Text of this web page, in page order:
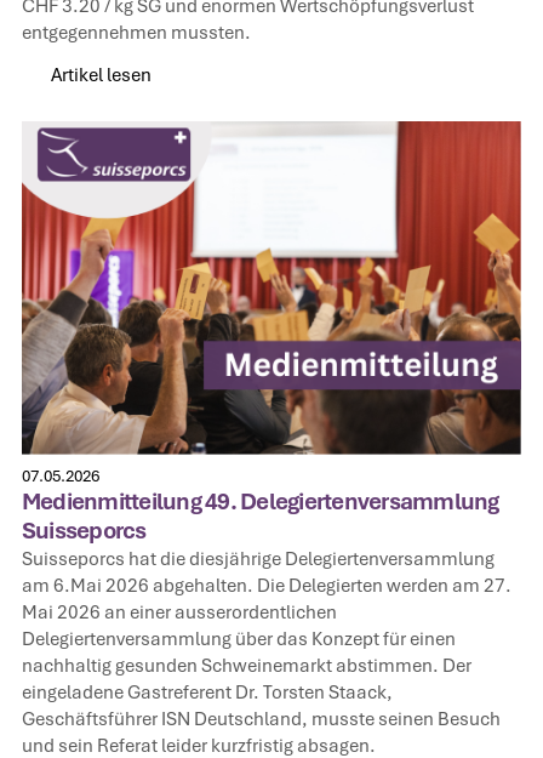
CHF 3.20 / kg SG und enormen Wertschöpfungsverlust
entgegennehmen mussten.
Artikel lesen
07.05.2026
Medienmitteilung 49. Delegiertenversammlung
Suisseporcs
Suisseporcs hat die diesjährige Delegiertenversammlung
am 6.Mai 2026 abgehalten. Die Delegierten werden am 27.
Mai 2026 an einer ausserordentlichen
Delegiertenversammlung über das Konzept für einen
nachhaltig gesunden Schweinemarkt abstimmen. Der
eingeladene Gastreferent Dr. Torsten Staack,
Geschäftsführer ISN Deutschland, musste seinen Besuch
und sein Referat leider kurzfristig absagen.